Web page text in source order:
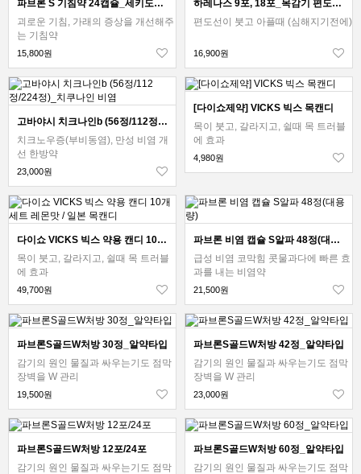
파브론 S 기침약 24캡슐_세키도메 감기약
괴로운 기침, 가래의 증상을 개선해주
는 기침약
15,800원
하레나스 9포, 18포_목감기 편도선 통증 붓기_환부에 직접 냉각공격
편도선이 붓고 아플때 (심해지기전에)
16,900원
고바야시 치크나인b (56정/112정/224정)_치쿠나인 비염
치크노우증(부비동염), 만성 비염 개
선 한방약
23,000원
[다이쇼제약] VICKS 빅스 목캔디
목이 붓고, 갈라지고, 쉴때 목 트러블
에 효과
4,980원
다이쇼 VICKS 빅스 약용 캔디 10개세트 레몬맛 / 일본 목캔디
목이 붓고, 갈라지고, 쉴때 목 트러블
에 효과
49,700원
파브론 비염 캡슐 S알파 48정(대용량)
급성 비염 코막힘 콧물과다에 빠른 효
과를 내는 비염약
21,500원
파브론S골드W처방 30정_알약타입
감기의 원인 물질과 싸우는기도 점막
장벽을 W 관리
19,500원
파브론S골드W처방 42정_알약타입
감기의 원인 물질과 싸우는기도 점막
장벽을 W 관리
23,000원
파브론S골드W처방 12포/24포
감기의 원인 물질과 싸우는기도 점막
파브론S골드W처방 60정_알약타입
감기의 원인 물질과 싸우는기도 점막